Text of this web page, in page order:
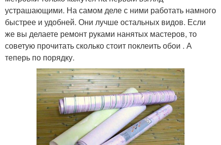
устрашающими. На самом деле с ними работать намного
быстрее и удобней. Они лучше остальных видов. Если
же вы делаете ремонт руками нанятых мастеров, то
советую прочитать сколько стоит поклеить обои . А
теперь по порядку.